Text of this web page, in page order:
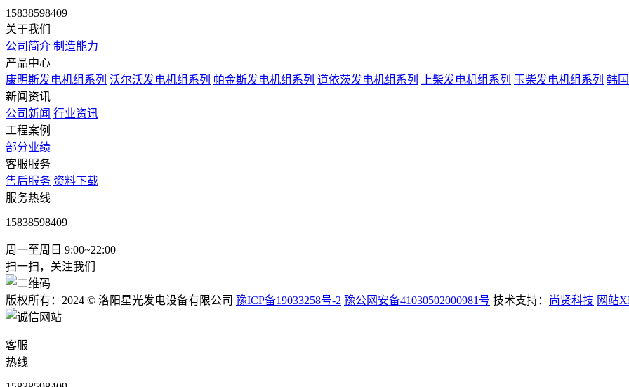
15838598409
关于我们
公司简介 制造能力
产品中心
康明斯发电机组系列 沃尔沃发电机组系列 帕金斯发电机组系列 道依茨发电机组系列 上柴发电机组系列 玉柴发电机组系列 韩
新闻资讯
公司新闻 行业资讯
工程案例
部分业绩
客服服务
售后服务 资料下载
服务热线
15838598409
周一至周日 9:00~22:00
扫一扫，关注我们
版权所有：2024 © 洛阳星光发电设备有限公司 豫ICP备19033258号-2 豫公网安备41030502000981号 技术支持： 尚贤科技 网站
客服
热线